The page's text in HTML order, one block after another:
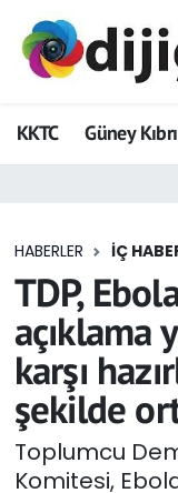
KKTC Güney
HABERLER İÇ
TDP,
açıklama
karşı
şekilde
Toplumcu
Komitesi,
Dijigazete
Eğitim
Ekonomi
Foto Galeri
GEZİ
Güncel
Hava
Trafik
Tüm
Son Dakika
Haber Arşivi